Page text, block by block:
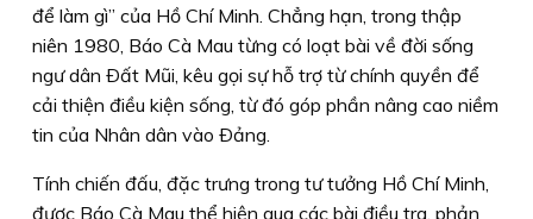
để làm gì” của Hồ Chí Minh. Chẳng hạn, trong thập
niên 1980, Báo Cà Mau từng có loạt bài về đời sống
ngư dân Ðất Mũi, kêu gọi sự hỗ trợ từ chính quyền để
cải thiện điều kiện sống, từ đó góp phần nâng cao niềm
tin của Nhân dân vào Ðảng.
Tính chiến đấu, đặc trưng trong tư tưởng Hồ Chí Minh,
được Báo Cà Mau thể hiện qua các bài điều tra, phản